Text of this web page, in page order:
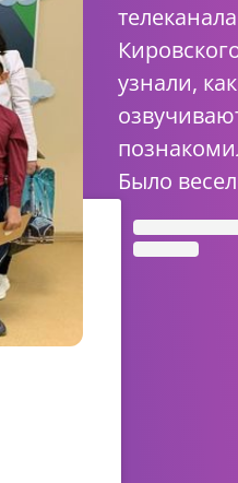
узнали,
Было